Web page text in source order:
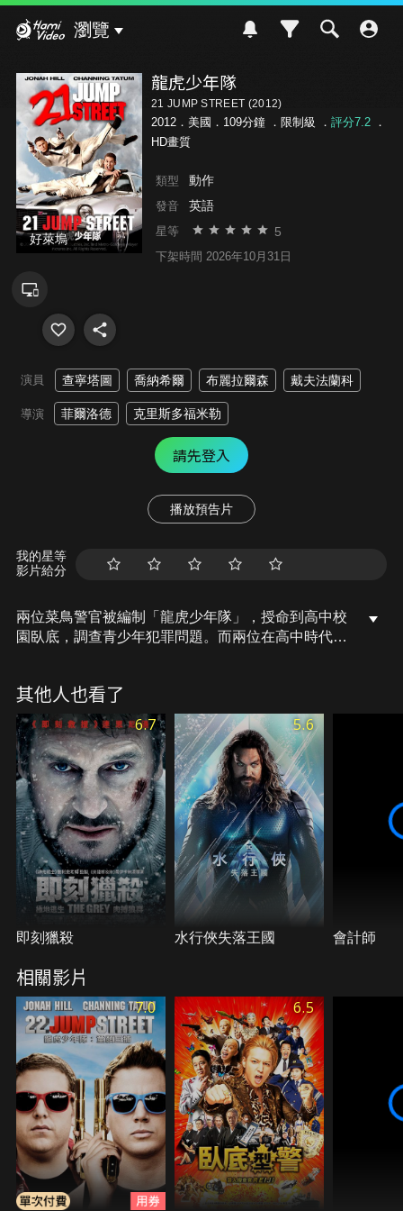
瀏覽
好萊塢
龍虎少年隊
21 JUMP STREET (2012)
2012．美國．109分鐘 ． 限制級 ． 評分7.2．
HD畫質
類型 動作
發音 英語
星等 5
下架時間 2026年10月31日
演員 查寧塔圖 喬納希爾 布麗拉爾森 戴夫法蘭科
導演 菲爾洛德 克里斯多福米勒
請先登入
播放預告片
我的星等
影片給分
兩位菜鳥警官被編制「龍虎少年隊」，授命到高中校
園臥底，調查青少年犯罪問題。而兩位在高中時代就
其他人也看了
6.7
即刻獵殺
5.6
水行俠失落王國 會計師
相關影片
7.0 6.5